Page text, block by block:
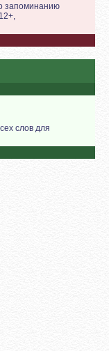
запоминанию
слов для